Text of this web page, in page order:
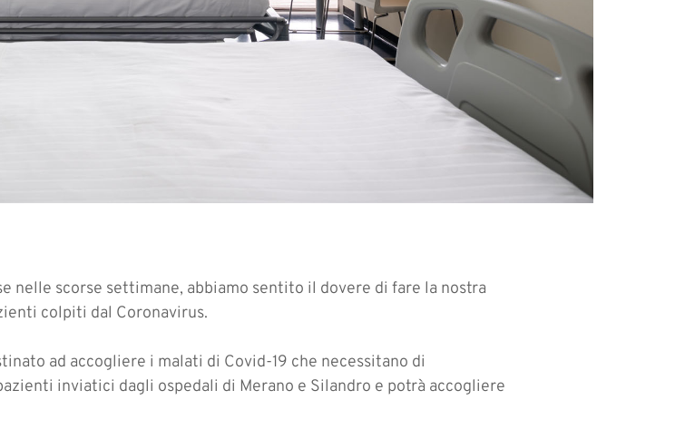
nelle scorse settimane, abbiamo sentito il dovere di fare la nostra
colpiti dal Coronavirus.
ad accogliere i malati di Covid-19 che necessitano di
inviatici dagli ospedali di Merano e Silandro e potrà accogliere